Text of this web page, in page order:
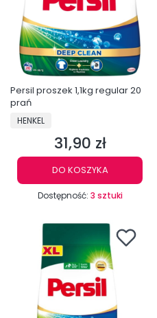
Persil proszek 1,1kg regular 20
prań
PRODUCENT
HENKEL
Cena
31,90 zł
DO KOSZYKA
Dostępność: 3 sztuki